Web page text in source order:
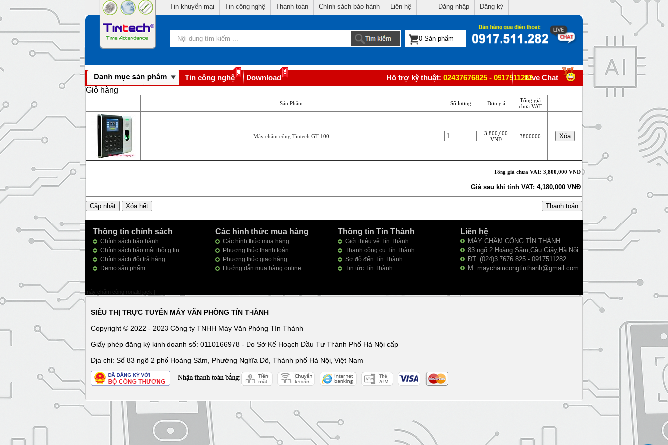
Tin khuyến mại Tin công nghệ Thanh toán Chính sách bảo hành Liên hệ Đăng nhập Đăng ký
Tin công nghệ Download Live Chat
Hỗ trợ kỹ thuật: 02437676825 - 0917511282
Giỏ hàng
Sản Phẩm Số lượng Đơn giá
Tổng giá
chưa VAT
Máy chấm công Tintech GT-100
3,800,000
VNĐ
3800000
Tổng giá chưa VAT: 3,800,000 VNĐ
Giá sau khi tính VAT: 4,180,000 VNĐ
Thông tin chính sách
Chính sách bảo hành
Chính sách bảo mật thông tin
Chính sách đổi trả hàng
Demo sản phẩm
Các hình thức mua hàng
Các hình thức mua hàng
Phương thức thanh toán
Phương thức giao hàng
Hướng dẫn mua hàng online
Thông tin Tín Thành
Giới thiệu về Tín Thành
Thanh công cụ Tín Thành
Sơ đồ đến Tín Thành
Tin tức Tín Thành
Liên hệ
MÁY CHẤM CÔNG TÍN THÀNH.
83 ngõ 2 Hoàng Sâm,Cầu Giấy,Hà Nội
ĐT: (024)3.7676 825 - 0917511282
M: maychamcongtinthanh@gmail.com
SIÊU THỊ TRỰC TUYẾN MÁY VĂN PHÒNG TÍN THÀNH
Copyright © 2022 - 2023 Công ty TNHH Máy Văn Phòng Tín Thành
Giấy phép đăng ký kinh doanh số: 0110166978 - Do Sở Kế Hoạch Đầu Tư Thành Phố Hà Nội cấp
Địa chỉ: Số 83 ngõ 2 phố Hoàng Sâm, Phường Nghĩa Đô, Thành phố Hà Nội, Việt Nam
máy chấm công ronald jack |